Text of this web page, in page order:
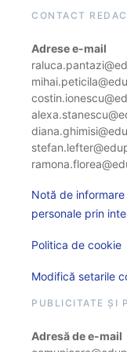
CONTACT
Adrese e-mail
Notă de
personale prin
Politica de cookie
Modifică setarile
PUBLICITATE ȘI
Adresă de e-mail